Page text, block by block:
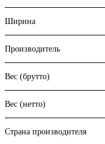
Ширина
Производитель
Вес (брутто)
Вес (нетто)
Страна производителя